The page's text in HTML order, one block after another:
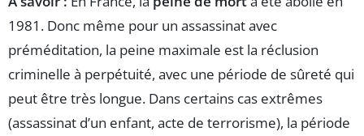
1981. Donc même pour un assassinat avec
préméditation, la peine maximale est la réclusion
criminelle à perpétuité, avec une période de sûreté qui
peut être très longue. Dans certains cas extrêmes
(assassinat d’un enfant, acte de terrorisme), la période